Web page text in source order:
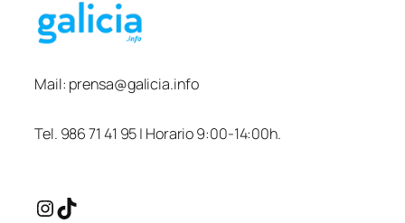
Mail: prensa@galicia.info
Tel. 986 71 41 95 | Horario 9:00-14:00h.
Instagram
TikTok